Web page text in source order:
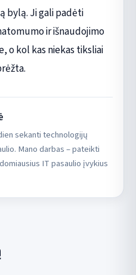
bylą. Ji gali padėti
ir išnaudojimo
o kol kas niekas tiksliai
sekanti technologijų
Mano darbas – pateikti
IT pasaulio įvykius